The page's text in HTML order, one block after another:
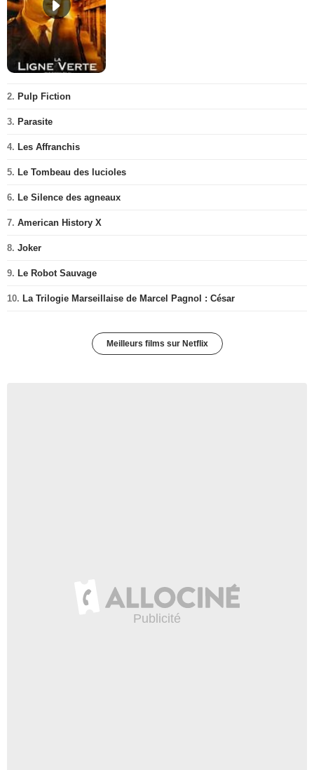
2. Pulp Fiction
3. Parasite
4. Les Affranchis
5. Le Tombeau des lucioles
6. Le Silence des agneaux
7. American History X
8. Joker
9. Le Robot Sauvage
10. La Trilogie Marseillaise de Marcel Pagnol : César
Meilleurs films sur Netflix